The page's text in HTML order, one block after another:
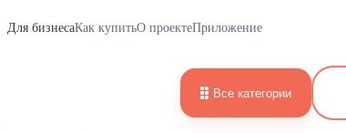
Для бизнесаКак купитьО проектеПриложение
Все категории